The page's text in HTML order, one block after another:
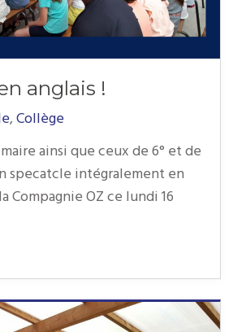
anglais !
, Collège
ainsi que ceux de 6° et de
specatcle intégralement en
Compagnie OZ ce lundi 16